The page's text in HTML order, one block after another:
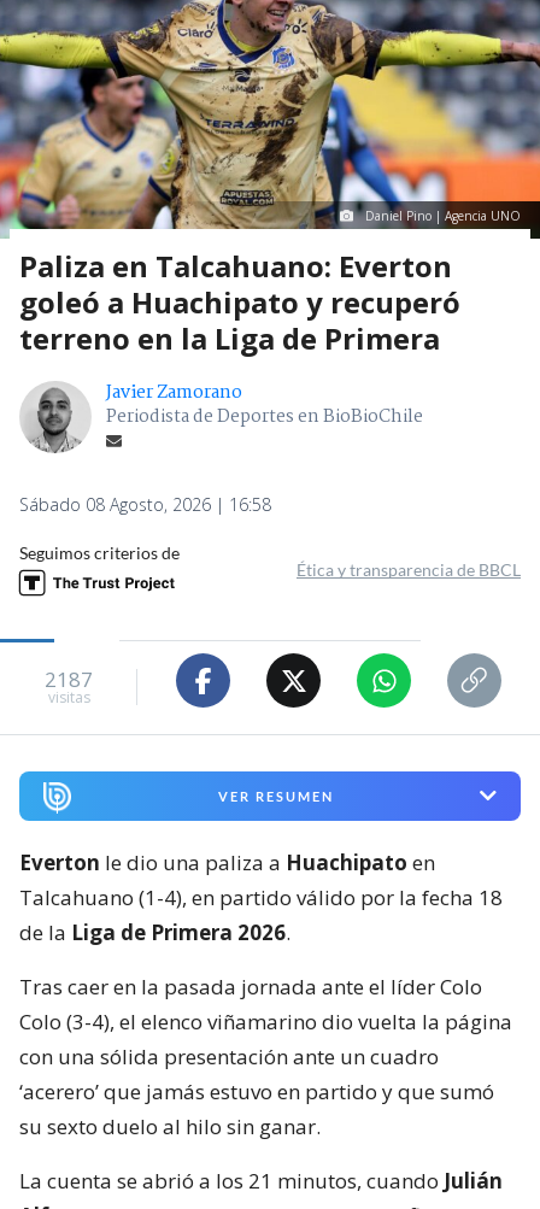
Daniel Pino | Agencia UNO
Paliza en Talcahuano: Everton
goleó a Huachipato y recuperó
terreno en la Liga de Primera
Javier Zamorano
Periodista de Deportes en BioBioChile
Sábado 08 Agosto, 2026 | 16:58
Seguimos criterios de
Ética y transparencia de BBCL
2187
visitas
VER RESUMEN
Everton le dio una paliza a Huachipato en
Talcahuano (1-4), en partido válido por la fecha 18
de la Liga de Primera 2026.
Tras caer en la pasada jornada ante el líder Colo
Colo (3-4), el elenco viñamarino dio vuelta la página
con una sólida presentación ante un cuadro
‘acerero’ que jamás estuvo en partido y que sumó
su sexto duelo al hilo sin ganar.
La cuenta se abrió a los 21 minutos, cuando Julián